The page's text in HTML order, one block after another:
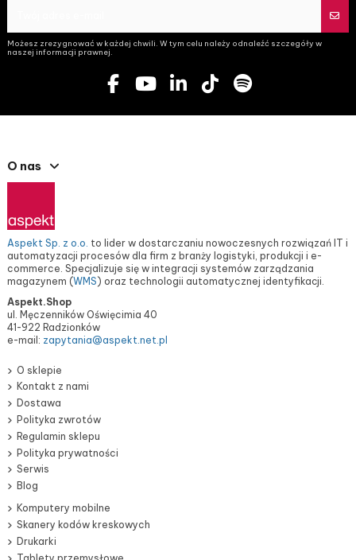
Możesz zrezygnować w każdej chwili. W tym celu należy odnaleźć szczegóły w
naszej informacji prawnej.
O nas
Aspekt Sp. z o.o. to lider w dostarczaniu nowoczesnych rozwiązań IT i
automatyzacji procesów dla firm z branży logistyki, produkcji i e-
commerce. Specjalizuje się w integracji systemów zarządzania
magazynem (WMS) oraz technologii automatycznej identyfikacji.
Aspekt.Shop
ul. Męczenników Oświęcimia 40
41-922 Radzionków
e-mail: zapytania@aspekt.net.pl
O sklepie
Kontakt z nami
Dostawa
Polityka zwrotów
Regulamin sklepu
Polityka prywatności
Serwis
Blog
Komputery mobilne
Skanery kodów kreskowych
Drukarki